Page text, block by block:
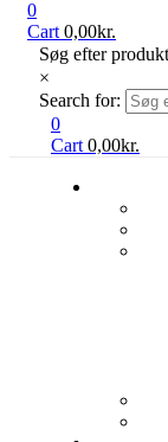
0
Cart 0,00kr.
Søg efter produkt
×
Search for:
0
Cart 0,00kr.